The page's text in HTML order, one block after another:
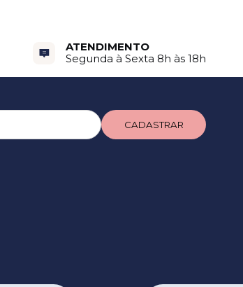
ATENDIMENTO
Segunda à Sexta 8h às 18h
CADASTRAR